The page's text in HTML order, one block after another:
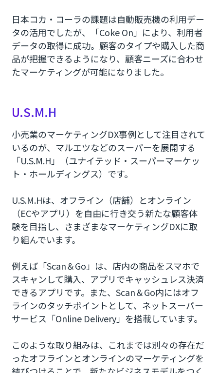
日本コカ・コーラの課題は自動販売機の利用デー
タの活用でしたが、「Coke On」により、利用者
データの取得に成功。顧客のタイプや購入した商
品が把握できるようになり、顧客ニーズに合わせ
たマーケティングが可能になりました。
U.S.M.H
小売業のマーケティングDX事例として注目されて
いるのが、マルエツなどのスーパーを展開する
「U.S.M.H」（ユナイテッド・スーパーマーケッ
ト・ホールディングス）です。
U.S.M.Hは、オフライン（店舗）とオンライン
（ECやアプリ）を自由に行き交う新たな顧客体
験を目指し、さまざまなマーケティングDXに取
り組んでいます。
例えば「Scan＆Go」は、店内の商品をスマホで
スキャンして購入、アプリでキャッシュレス決済
できるアプリです。また、Scan＆Go内にはオフ
ラインのタッチポイントとして、ネットスーパー
サービス「Online Delivery」を搭載しています。
このような取り組みは、これまでは別々の存在だ
ったオフラインとオンラインのマーケティングを